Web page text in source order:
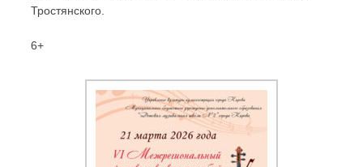
Тростянского.
6+